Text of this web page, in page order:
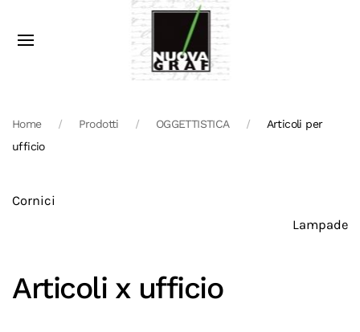
Home Prodotti OGGETTISTICA
Articoli per
ufficio
Cornici
Lampade
Articoli x ufficio